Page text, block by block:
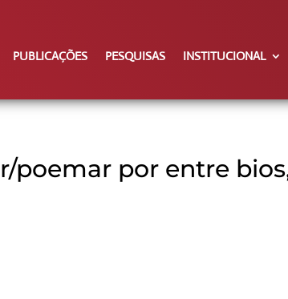
PUBLICAÇÕES PESQUISAS INSTITUCIONAL
poemar por entre